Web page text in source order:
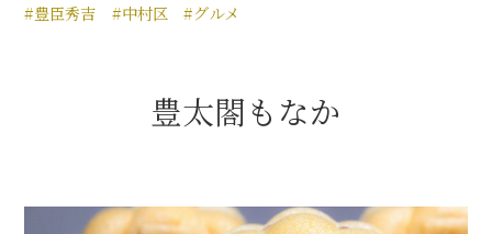
秀長関連 史跡 一覧
名古屋＜秀長＞観光モデルコース
#豊臣秀吉 #中村区 #グルメ
豊太閤もなか